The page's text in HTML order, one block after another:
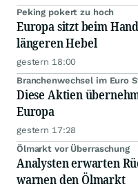
Peking pokert zu hoch
Europa sitzt beim
längeren Hebel
gestern 18:00
Branchenwechsel im Euro
Diese Aktien
Europa
gestern 17:28
Ölmarkt vor Überraschung
Analysten erwarten
warnen den Ölmarkt